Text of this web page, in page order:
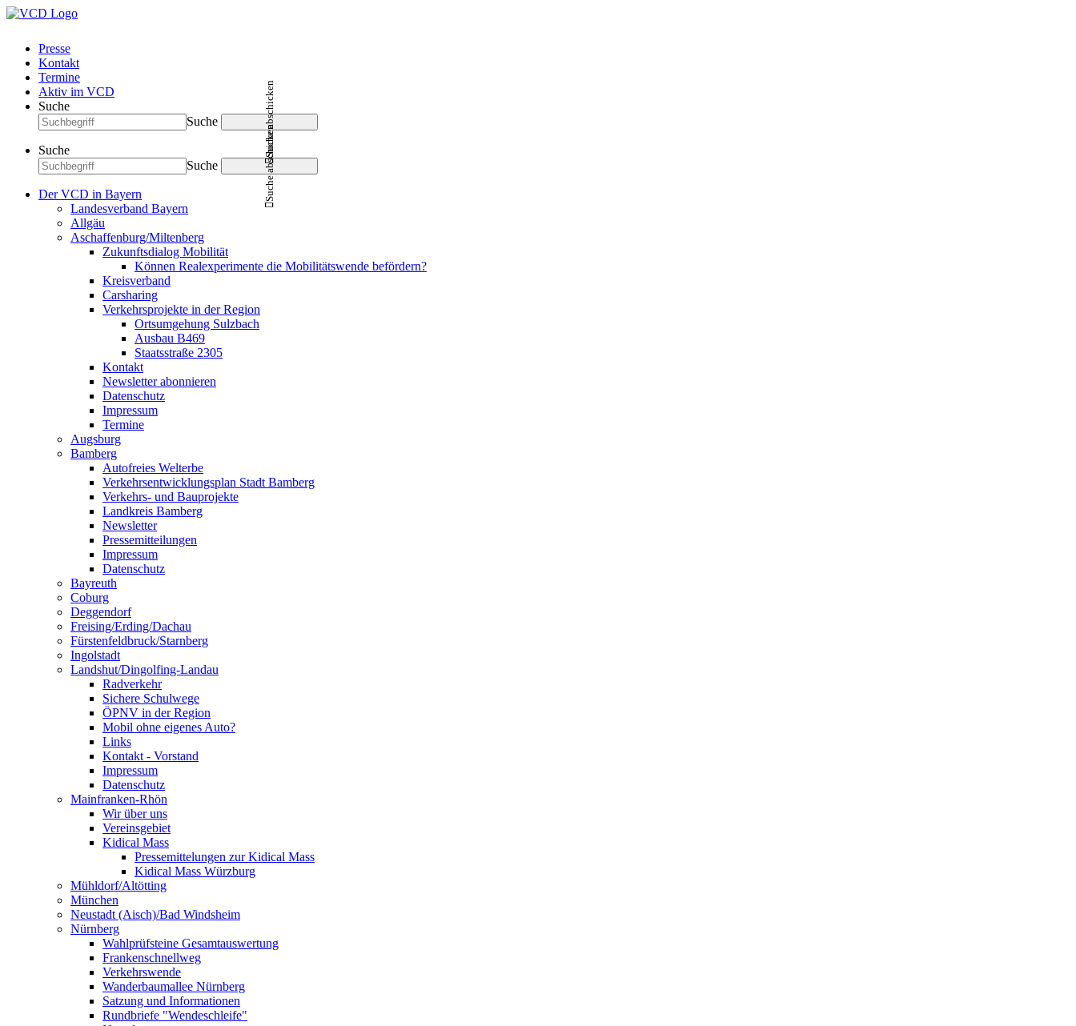
Presse
Kontakt
Termine
Aktiv im VCD
Suche
Suche
Suche abschicken
Suche
Suche
Suche abschicken
Der VCD in Bayern
Landesverband Bayern
Allgäu
Aschaffenburg/Miltenberg
Zukunftsdialog Mobilität
Können Realexperimente die Mobilitätswende befördern?
Kreisverband
Carsharing
Verkehrsprojekte in der Region
Ortsumgehung Sulzbach
Ausbau B469
Staatsstraße 2305
Kontakt
Newsletter abonnieren
Datenschutz
Impressum
Termine
Augsburg
Bamberg
Autofreies Welterbe
Verkehrsentwicklungsplan Stadt Bamberg
Verkehrs- und Bauprojekte
Landkreis Bamberg
Newsletter
Pressemitteilungen
Impressum
Datenschutz
Bayreuth
Coburg
Deggendorf
Freising/Erding/Dachau
Fürstenfeldbruck/Starnberg
Ingolstadt
Landshut/Dingolfing-Landau
Radverkehr
Sichere Schulwege
ÖPNV in der Region
Mobil ohne eigenes Auto?
Links
Kontakt - Vorstand
Impressum
Datenschutz
Mainfranken-Rhön
Wir über uns
Vereinsgebiet
Kidical Mass
Pressemittelungen zur Kidical Mass
Kidical Mass Würzburg
Mühldorf/Altötting
München
Neustadt (Aisch)/Bad Windsheim
Nürnberg
Wahlprüfsteine Gesamtauswertung
Frankenschnellweg
Verkehrswende
Wanderbaumallee Nürnberg
Satzung und Informationen
Rundbriefe "Wendeschleife"